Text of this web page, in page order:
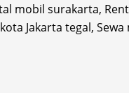
mobil surakarta,
Jakarta tegal,